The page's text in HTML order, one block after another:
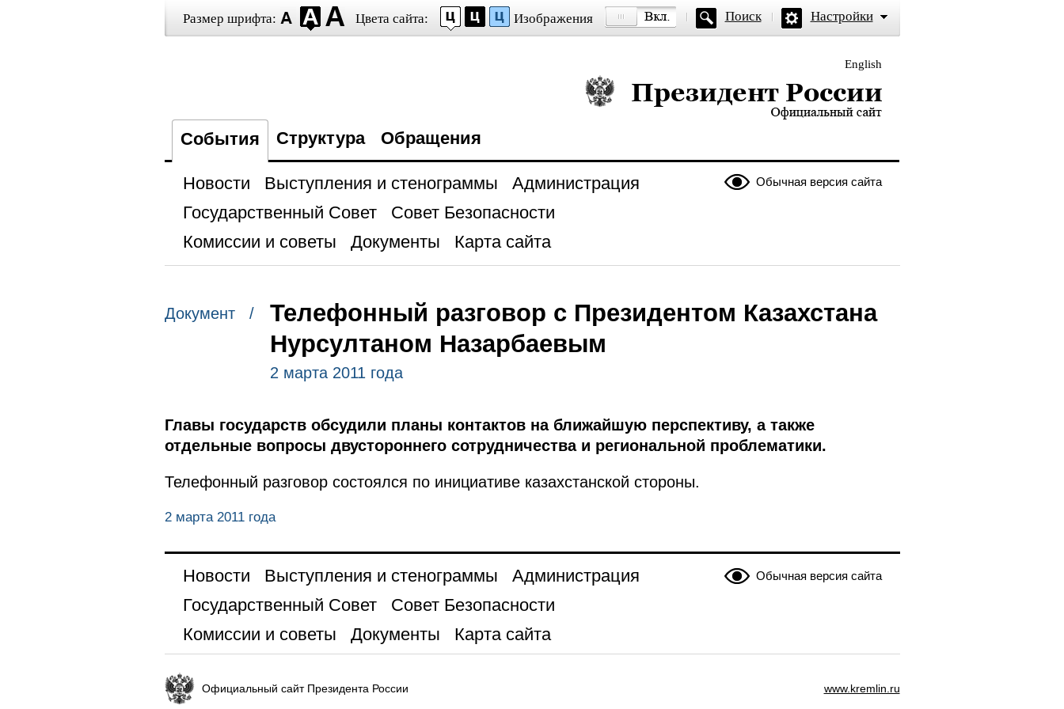
Размер шрифта: Цвета сайта: Изображения Поиск Настройки
English
Президент России — официальный сайт
События Структура Обращения
Обычная версия сайта
Новости Выступления и стенограммы
Администрация
Государственный Совет
Совет Безопасности
Комиссии и советы
Документы Карта сайта
Документ /
Телефонный разговор с Президентом Казахстана
Нурсултаном Назарбаевым
2 марта 2011 года
Главы государств обсудили планы контактов на ближайшую перспективу, а также
отдельные вопросы двустороннего сотрудничества и региональной проблематики.
Телефонный разговор состоялся по инициативе казахстанской стороны.
2 марта 2011 года
Обычная версия сайта
Новости Выступления и стенограммы
Администрация
Государственный Совет
Совет Безопасности
Комиссии и советы
Документы Карта сайта
Официальный сайт Президента России www.kremlin.ru